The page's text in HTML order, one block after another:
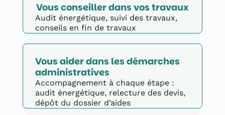
Vous conseiller dans vos travaux
Audit énergétique, suivi des travaux,
conseils en fin de travaux
Vous aider dans les démarches
administratives
Accompagnement à chaque étape :
audit énergétique, relecture des devis,
dépôt du dossier d’aides